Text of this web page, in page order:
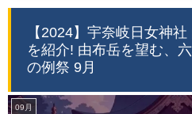
【2024】宇奈岐日女神
を紹介! 由布岳を望む、
の例祭 9月
09月